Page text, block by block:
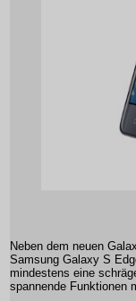
Neben dem neuen
Samsung Galaxy S
mindestens eine
spannende Funktionen